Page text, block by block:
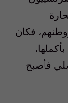
فكان
بأكملها،
فأصبح